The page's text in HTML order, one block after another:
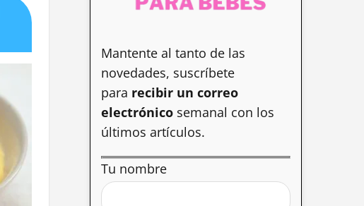
Mantente al tanto de las
novedades, suscríbete
para recibir un correo
electrónico semanal con los
últimos artículos.
Tu nombre